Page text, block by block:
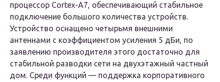
процессор Cortex-A7, обеспечивающий стабильное
подключение большого количества устройств.
Устройство оснащено четырьмя внешними
антеннами с коэффициентом усиления 5 дБи, по
заявлению производителя этого достаточно для
стабильной разводки сети на двухэтажный частный
дом. Среди функций — поддержка корпоративного